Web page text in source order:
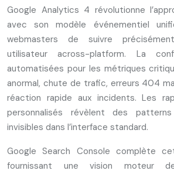
Google Analytics 4 révolutionne
avec son modèle événementiel
webmasters de suivre
utilisateur across-platform. La
automatisées pour les métriques
anormal, chute de trafic, erreurs 404
réaction rapide aux incidents. Les
personnalisés révèlent des patterns
invisibles dans l’interface standard.
Google Search Console complète
fournissant une vision moteur